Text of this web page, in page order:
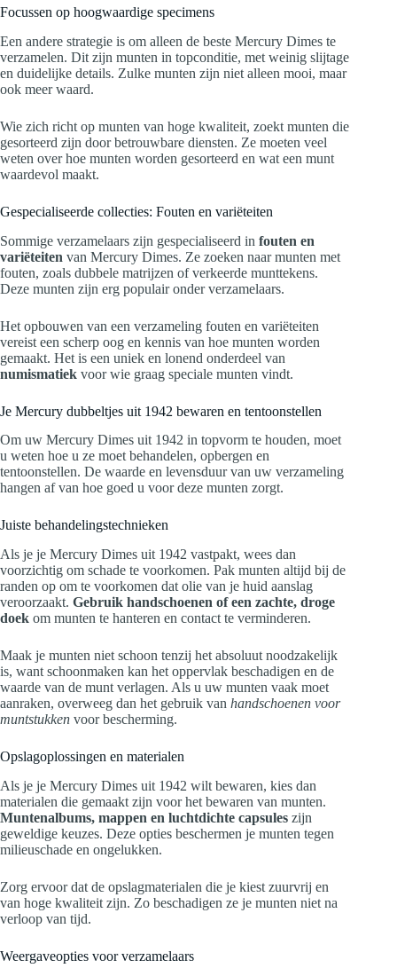
Focussen op hoogwaardige specimens
Een andere strategie is om alleen de beste Mercury Dimes te
verzamelen. Dit zijn munten in topconditie, met weinig slijtage
en duidelijke details. Zulke munten zijn niet alleen mooi, maar
ook meer waard.
Wie zich richt op munten van hoge kwaliteit, zoekt munten die
gesorteerd zijn door betrouwbare diensten. Ze moeten veel
weten over hoe munten worden gesorteerd en wat een munt
waardevol maakt.
Gespecialiseerde collecties: Fouten en variëteiten
Sommige verzamelaars zijn gespecialiseerd in fouten en
variëteiten van Mercury Dimes. Ze zoeken naar munten met
fouten, zoals dubbele matrijzen of verkeerde munttekens.
Deze munten zijn erg populair onder verzamelaars.
Het opbouwen van een verzameling fouten en variëteiten
vereist een scherp oog en kennis van hoe munten worden
gemaakt. Het is een uniek en lonend onderdeel van
numismatiek voor wie graag speciale munten vindt.
Je Mercury dubbeltjes uit 1942 bewaren en tentoonstellen
Om uw Mercury Dimes uit 1942 in topvorm te houden, moet
u weten hoe u ze moet behandelen, opbergen en
tentoonstellen. De waarde en levensduur van uw verzameling
hangen af van hoe goed u voor deze munten zorgt.
Juiste behandelingstechnieken
Als je je Mercury Dimes uit 1942 vastpakt, wees dan
voorzichtig om schade te voorkomen. Pak munten altijd bij de
randen op om te voorkomen dat olie van je huid aanslag
veroorzaakt. Gebruik handschoenen of een zachte, droge
doek om munten te hanteren en contact te verminderen.
Maak je munten niet schoon tenzij het absoluut noodzakelijk
is, want schoonmaken kan het oppervlak beschadigen en de
waarde van de munt verlagen. Als u uw munten vaak moet
aanraken, overweeg dan het gebruik van handschoenen voor
muntstukken voor bescherming.
Opslagoplossingen en materialen
Als je je Mercury Dimes uit 1942 wilt bewaren, kies dan
materialen die gemaakt zijn voor het bewaren van munten.
Muntenalbums, mappen en luchtdichte capsules zijn
geweldige keuzes. Deze opties beschermen je munten tegen
milieuschade en ongelukken.
Zorg ervoor dat de opslagmaterialen die je kiest zuurvrij en
van hoge kwaliteit zijn. Zo beschadigen ze je munten niet na
verloop van tijd.
Weergaveopties voor verzamelaars